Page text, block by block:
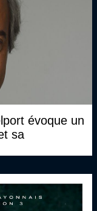
évoque un
sa